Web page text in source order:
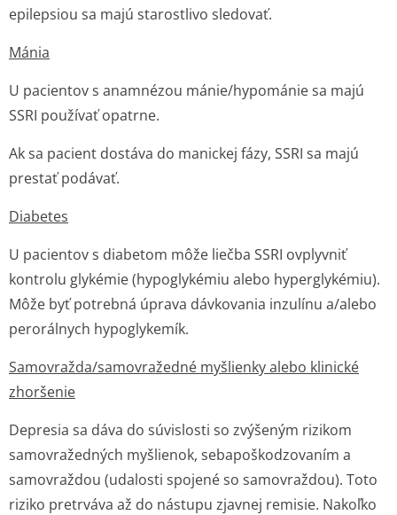
epilepsiou sa majú starostlivo sledovať.
Mánia
U pacientov s anamnézou mánie/hypománie sa majú
SSRI používať opatrne.
Ak sa pacient dostáva do manickej fázy, SSRI sa majú
prestať podávať.
Diabetes
U pacientov s diabetom môže liečba SSRI ovplyvniť
kontrolu glykémie (hypoglykémiu alebo hyperglykémiu).
Môže byť potrebná úprava dávkovania inzulínu a/alebo
perorálnych hypoglykemík.
Samovražda/sa­movražedné myšlienky alebo klinické
zhoršenie
Depresia sa dáva do súvislosti so zvýšeným rizikom
samovražedných myšlienok, sebapoškodzovaním a
samovraždou (udalosti spojené so samovraždou). Toto
riziko pretrváva až do nástupu zjavnej remisie. Nakoľko